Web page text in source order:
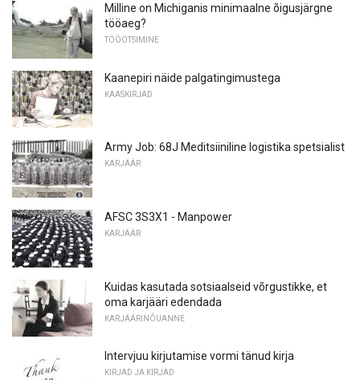
Milline on Michiganis minimaalne õigusjärgne
tööaeg?
TÖÖOTSIMINE
Kaanepiri näide palgatingimustega
KAASKIRJAD
Army Job: 68J Meditsiiniline logistika spetsialist
KARJÄÄR
AFSC 3S3X1 - Manpower
KARJÄÄR
Kuidas kasutada sotsiaalseid võrgustikke, et
oma karjääri edendada
KARJÄÄRINÕUANNE
Intervjuu kirjutamise vormi tänud kirja
KIRJAD JA KIRJAD